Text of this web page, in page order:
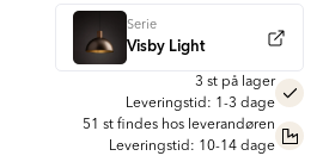
Serie
Visby Light
3 st på lager
Leveringstid: 1-3 dage
51 st findes hos leverandøren
Leveringstid: 10-14 dage